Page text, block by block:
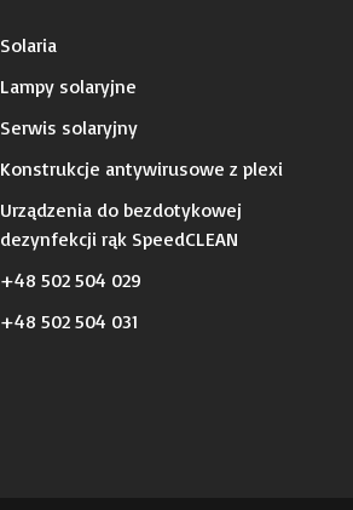
Solaria
Lampy solaryjne
Serwis solaryjny
Konstrukcje antywirusowe z plexi
Urządzenia do bezdotykowej
dezynfekcji rąk SpeedCLEAN
+48 502 504 029
+48 502 504 031